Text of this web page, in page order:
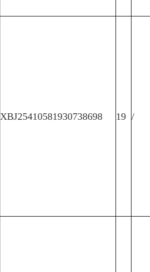
XBJ25410581930738698 19 /